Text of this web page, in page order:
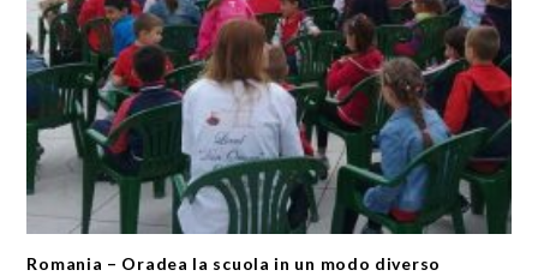
Romania – Oradea la scuola in un modo diverso